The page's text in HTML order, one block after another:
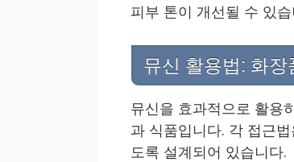
피부 톤이 개선될 수 있
뮤신 활용법: 화장
뮤신을 효과적으로 활용
과 식품입니다. 각 접근
도록 설계되어 있습니다.